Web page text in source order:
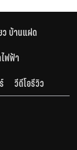
ว บ้านแฝด
ฟฟ้า
วีดีโอรีวิว